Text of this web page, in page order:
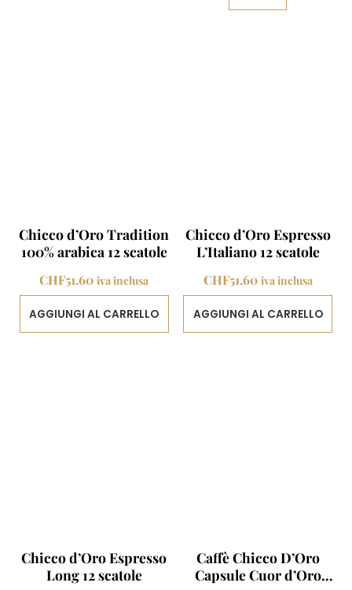
prodotto
Chicco d’Oro Tradition
100% arabica 12 scatole
CHF51.60 iva inclusa
AGGIUNGI AL CARRELLO
Chicco d’Oro Espresso
L’Italiano 12 scatole
CHF51.60 iva inclusa
AGGIUNGI AL CARRELLO
Chicco d’Oro Espresso
Long 12 scatole
Caffè Chicco D’Oro
Capsule Cuor d’Oro